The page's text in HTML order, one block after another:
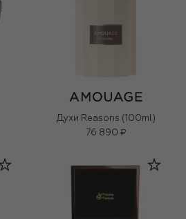
Духи Reasons (100ml)
76 890 ₽